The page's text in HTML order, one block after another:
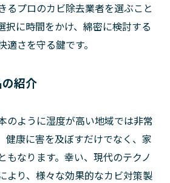
るプロのカビ除去業者を選ぶこと
択に時間をかけ、綿密に検討する
さを守る鍵です。
紹介
のように湿度が高い地域では非常
健康に害を及ぼすだけでなく、家
もなります。幸い、現代のテクノ
より、様々な効果的なカビ対策製